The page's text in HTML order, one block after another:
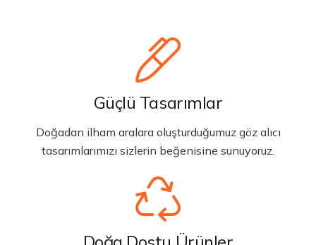
Güçlü Tasarımlar
Doğadan ilham aralara oluşturduğumuz göz alıcı
tasarımlarımızı sizlerin beğenisine sunuyoruz.